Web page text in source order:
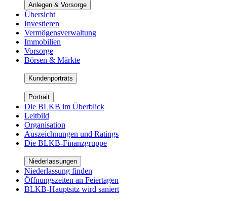
Anlegen & Vorsorge
Übersicht
Investieren
Vermögensverwaltung
Immobilien
Vorsorge
Börsen & Märkte
Kundenporträts
Portrait
Die BLKB im Überblick
Leitbild
Organisation
Auszeichnungen und Ratings
Die BLKB-Finanzgruppe
Niederlassungen
Niederlassung finden
Öffnungszeiten an Feiertagen
BLKB-Hauptsitz wird saniert